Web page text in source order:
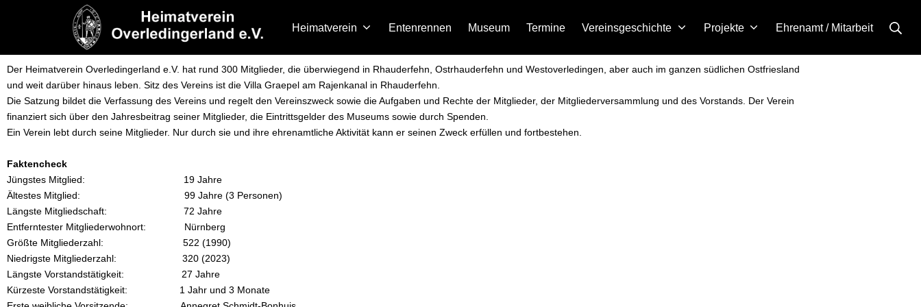
Heimatverein Entenrennen Museum Termine Vereinsgeschichte Projekte Ehrenamt / Mitarbeit
Der Heimatverein Overledingerland e.V. hat rund 300 Mitglieder, die überwiegend in Rhauderfehn, Ostrhauderfehn und Westoverledingen, aber auch im ganzen südlichen Ostfriesland
und weit darüber hinaus leben. Sitz des Vereins ist die Villa Graepel am Rajenkanal in Rhauderfehn.
Die Satzung bildet die Verfassung des Vereins und regelt den Vereinszweck sowie die Aufgaben und Rechte der Mitglieder, der Mitgliederversammlung und des Vorstands. Der Verein
finanziert sich über den Jahresbeitrag seiner Mitglieder, die Eintrittsgelder des Museums sowie durch Spenden.
Ein Verein lebt durch seine Mitglieder. Nur durch sie und ihre ehrenamtliche Aktivität kann er seinen Zweck erfüllen und fortbestehen.
Faktencheck
Jüngstes Mitglied: 19 Jahre
Ältestes Mitglied: 99 Jahre (3 Personen)
Längste Mitgliedschaft: 72 Jahre
Entferntester Mitgliederwohnort: Nürnberg
Größte Mitgliederzahl: 522 (1990)
Niedrigste Mitgliederzahl: 320 (2023)
Längste Vorstandstätigkeit: 27 Jahre
Kürzeste Vorstandstätigkeit: 1 Jahr und 3 Monate